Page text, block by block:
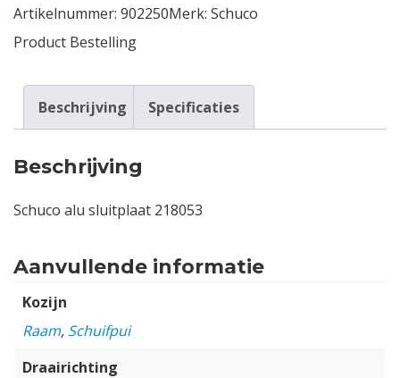
Artikelnummer: 902250Merk: Schuco
Product Bestelling
Beschrijving Specificaties
Beschrijving
Schuco alu sluitplaat 218053
Aanvullende informatie
Kozijn
Raam, Schuifpui
Draairichting